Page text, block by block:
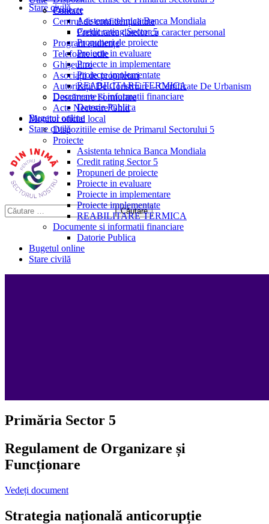
Stare civilă
Proiecte
Asistenta tehnica Banca Mondiala
Credit rating Sector 5
Propuneri de proiecte
Proiecte in evaluare
Proiecte in implementare
Proiecte implementate
REABILITARE TERMICA
Documente si informatii financiare
Datorie Publica
Bugetul online
Stare civilă
Contact
Centrul de confidențialitate
Prelucrarea datelor cu caracter personal
Program audiențe
Telefoane utile
Ghișeul.ro
Asociații de proprietari
Autorizații De Construire – Certificate De Urbanism
Descărcare Formulare
Acte Necesare/Ghid
Monitor oficial local
Dispozitiile emise de Primarul Sectorului 5
Proiecte
Asistenta tehnica Banca Mondiala
Credit rating Sector 5
Propuneri de proiecte
Proiecte in evaluare
Proiecte in implementare
Proiecte implementate
REABILITARE TERMICA
Documente si informatii financiare
Datorie Publica
Bugetul online
Stare civilă
Primăria Sector 5
Regulament de Organizare și
Funcționare
Vedeți document
Strategia națională anticorupție